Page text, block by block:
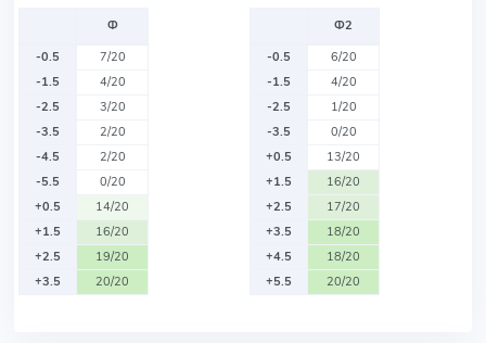
Ф
-0.5
7/20
-1.5
4/20
-2.5
3/20
-3.5
2/20
-4.5
2/20
-5.5
0/20
+0.5
14/20
+1.5
16/20
+2.5
19/20
+3.5
20/20
Ф2
-0.5
6/20
-1.5
4/20
-2.5
1/20
-3.5
0/20
+0.5
13/20
+1.5
16/20
+2.5
17/20
+3.5
18/20
+4.5
18/20
+5.5
20/20